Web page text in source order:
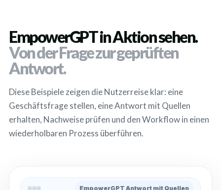
EmpowerGPT in Aktion sehen.
Von der Frage zur geprüften
Antwort.
Diese Beispiele zeigen die Nutzerreise klar: eine
Geschäftsfrage stellen, eine Antwort mit Quellen
erhalten, Nachweise prüfen und den Workflow in einen
wiederholbaren Prozess überführen.
EmpowerGPT Antwort mit Quellen